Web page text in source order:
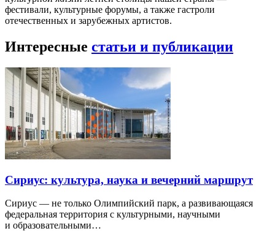
фестивали, культурные форумы, а также гастроли
отечественных и зарубежных артистов.
Интересные статьи и публикации
Сириус: культура, наука и вечерний маршрут
Сириус — не только Олимпийский парк, а развивающаяся
федеральная территория с культурными, научными
и образовательными…